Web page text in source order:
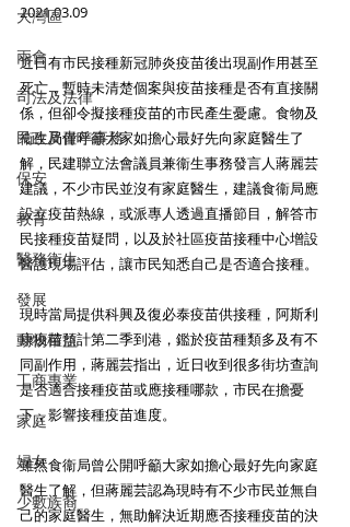
大灣區
兩會
司法及法律
民政及青年事務
保安
教育
醫務衛生
發展
動物權益
工商專業
家庭
婦女
少數族裔
2021.03.09
近日有市民接種新冠肺炎疫苗後出現副作用甚至
死亡，暫時未清楚個案與疫苗接種是否有直接關
係，但卻令擬接種疫苗的市民產生憂慮。食物及
衞生局僅呼籲大家如擔心最好先向家庭醫生了
解，民建聯立法會議員兼衞生事務發言人蔣麗芸
建議，不少市民並沒有家庭醫生，建議食衞局應
設立疫苗熱線，或派專人透過直播節目，解答市
民接種疫苗疑問，以及於社區疫苗接種中心增設
醫護現場評估，讓市民知悉自己是否適合接種。
現時當局提供科興及復必泰疫苗供接種，阿斯利
康疫苗預計第二季到港，鑑於疫苗種類多及有不
同副作用，蔣麗芸指出，近日收到很多街坊查詢
是否適合接種疫苗或應接種哪款，市民在擔憂
下，影響接種疫苗進度。
雖然食衞局曾公開呼籲大家如擔心最好先向家庭
醫生了解，但蔣麗芸認為現時有不少市民並無自
己的家庭醫生，無助解決近期應否接種疫苗的決